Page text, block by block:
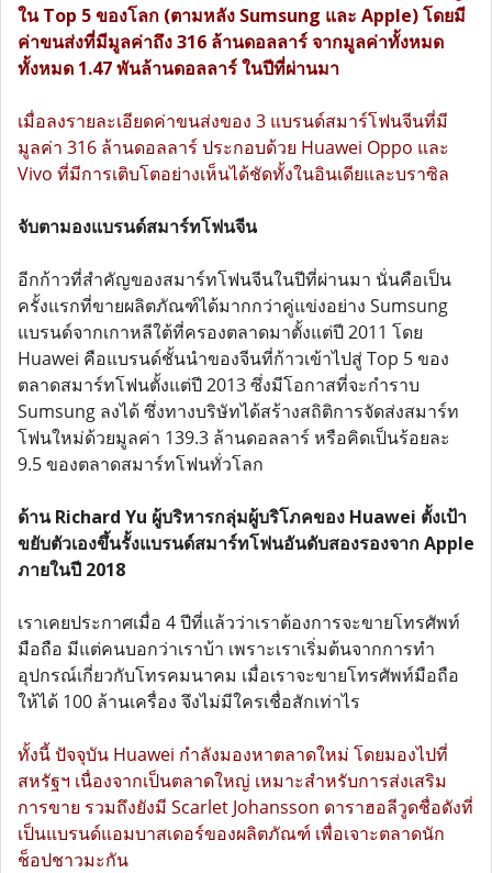
ใน Top 5 ของโลก (ตามหลัง Sumsung และ Apple) โดยมี
ค่าขนส่งที่มีมูลค่าถึง 316 ล้านดอลลาร์ จากมูลค่าทั้งหมด
ทั้งหมด 1.47 พันล้านดอลลาร์ ในปีที่ผ่านมา
เมื่อลงรายละเอียดค่าขนส่งของ 3 แบรนด์สมาร์โฟนจีนที่มี
มูลค่า 316 ล้านดอลลาร์ ประกอบด้วย Huawei Oppo และ
Vivo ที่มีการเติบโตอย่างเห็นได้ชัดทั้งในอินเดียและบราซิล
จับตามองแบรนด์สมาร์ทโฟนจีน
อีกก้าวที่สำคัญของสมาร์ทโฟนจีนในปีที่ผ่านมา นั่นคือเป็น
ครั้งแรกที่ขายผลิตภัณฑ์ได้มากกว่าคู่แข่งอย่าง Sumsung
แบรนด์จากเกาหลีใต้ที่ครองตลาดมาตั้งแต่ปี 2011 โดย
Huawei คือแบรนด์ชั้นนำของจีนที่ก้าวเข้าไปสู่ Top 5 ของ
ตลาดสมาร์ทโฟนตั้งแต่ปี 2013 ซึ่งมีโอกาสที่จะกำราบ
Sumsung ลงได้ ซึ่งทางบริษัทได้สร้างสถิติการจัดส่งสมาร์ท
โฟนใหม่ด้วยมูลค่า 139.3 ล้านดอลลาร์ หรือคิดเป็นร้อยละ
9.5 ของตลาดสมาร์ทโฟนทั่วโลก
ด้าน Richard Yu ผู้บริหารกลุ่มผู้บริโภคของ Huawei ตั้งเป้า
ขยับตัวเองขึ้นรั้งแบรนด์สมาร์ทโฟนอันดับสองรองจาก Apple
ภายในปี 2018
เราเคยประกาศเมื่อ 4 ปีที่แล้วว่าเราต้องการจะขายโทรศัพท์
มือถือ มีแต่คนบอกว่าเราบ้า เพราะเราเริ่มต้นจากการทำ
อุปกรณ์เกี่ยวกับโทรคมนาคม เมื่อเราจะขายโทรศัพท์มือถือ
ให้ได้ 100 ล้านเครื่อง จึงไม่มีใครเชื่อสักเท่าไร
ทั้งนี้ ปัจจุบัน Huawei กำลังมองหาตลาดใหม่ โดยมองไปที่
สหรัฐฯ เนื่องจากเป็นตลาดใหญ่ เหมาะสำหรับการส่งเสริม
การขาย รวมถึงยังมี Scarlet Johansson ดาราฮอลีวูดชื่อดังที่
เป็นแบรนด์แอมบาสเดอร์ของผลิตภัณฑ์ เพื่อเจาะตลาดนัก
ช็อปชาวมะกัน